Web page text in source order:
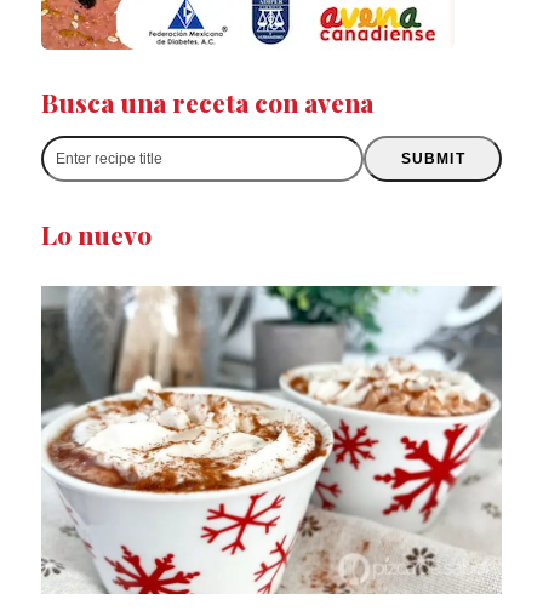
Busca una receta con avena
Enter
recipe
SUBMIT
Lo nuevo